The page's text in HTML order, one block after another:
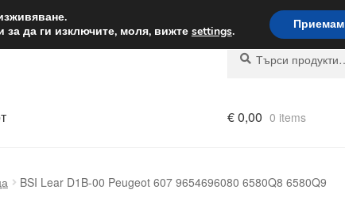
Доставка по целия свят
Търсене
Търсене
€0,00 0 items
BSI Lear D1B-00 Peugeot 607 9654696080 6580Q8 6580Q9
да ги изключите, моля, вижте settings. Приемам